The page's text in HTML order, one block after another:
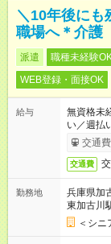
＼10年後にも
職場へ＊介護
派遣 職種未経験
WEB登録・面接OK
給与
無資格未
い／週払
完了次第
交通
交通費
勤務地
兵庫県加
東加古川
＜シニ